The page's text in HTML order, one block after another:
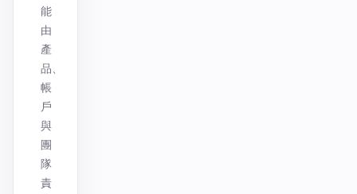
能
由
產
品、
帳
戶
與
團
隊
責